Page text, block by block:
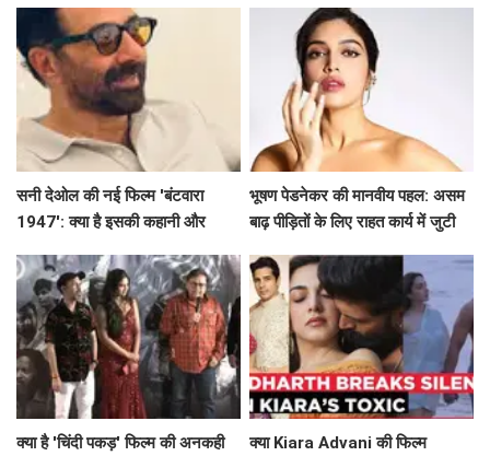
सनी देओल की नई फिल्म 'बंटवारा
1947': क्या है इसकी कहानी और
भूषण पेडनेकर की मानवीय पहल: असम
बाढ़ पीड़ितों के लिए राहत कार्य में जुटी
क्या है 'चिंदी पकड़' फिल्म की अनकही
क्या Kiara Advani की फिल्म